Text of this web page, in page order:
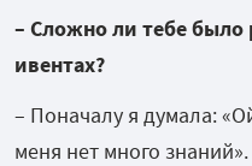
– Сложно ли тебе было
ивентах?
– Поначалу я думала:
меня нет много